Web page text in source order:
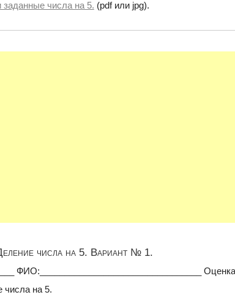
заданные числа на 5. (pdf или jpg).
числа на 5. Вариант № 1.
ФИО:_________________________________
числа на 5.